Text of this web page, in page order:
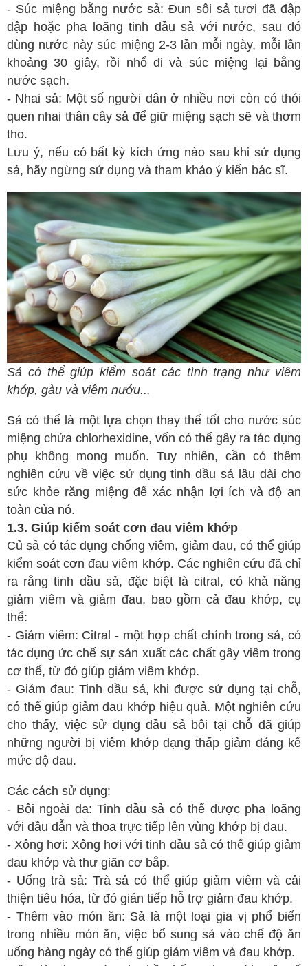
Y - Sinh học
Khỏe đẹp
Mỹ phẩm
Dinh Dưỡng
- Súc miệng bằng nước sả: Đun sôi sả tươi đã đập
dập hoặc pha loãng tinh dầu sả với nước, sau đó
dùng nước này súc miệng 2-3 lần mỗi ngày, mỗi lần
khoảng 30 giây, rồi nhổ đi và súc miệng lại bằng
nước sạch.
- Nhai sả: Một số người dân ở nhiều nơi còn có thói
quen nhai thân cây sả để giữ miệng sạch sẽ và thơm
tho.
Lưu ý, nếu có bất kỳ kích ứng nào sau khi sử dụng
sả, hãy ngừng sử dụng và tham khảo ý kiến bác sĩ.
Sả có thể giúp kiểm soát các tình trạng như viêm
khớp, gàu và viêm nướu...
Sả có thể là một lựa chọn thay thế tốt cho nước súc
miệng chứa chlorhexidine, vốn có thể gây ra tác dụng
phụ không mong muốn. Tuy nhiên, cần có thêm
nghiên cứu về việc sử dụng tinh dầu sả lâu dài cho
sức khỏe răng miệng để xác nhận lợi ích và độ an
toàn của nó.
1.3. Giúp kiểm soát cơn đau viêm khớp
Củ sả có tác dụng chống viêm, giảm đau, có thể giúp
kiểm soát cơn đau viêm khớp. Các nghiên cứu đã chỉ
ra rằng tinh dầu sả, đặc biệt là citral, có khả năng
giảm viêm và giảm đau, bao gồm cả đau khớp, cụ
thể:
- Giảm viêm: Citral - một hợp chất chính trong sả, có
tác dụng ức chế sự sản xuất các chất gây viêm trong
cơ thể, từ đó giúp giảm viêm khớp.
- Giảm đau: Tinh dầu sả, khi được sử dụng tại chỗ,
có thể giúp giảm đau khớp hiệu quả. Một nghiên cứu
cho thấy, việc sử dụng dầu sả bôi tại chỗ đã giúp
những người bị viêm khớp dạng thấp giảm đáng kể
mức độ đau.
Các cách sử dụng:
- Bôi ngoài da: Tinh dầu sả có thể được pha loãng
với dầu dẫn và thoa trực tiếp lên vùng khớp bị đau.
- Xông hơi: Xông hơi với tinh dầu sả có thể giúp giảm
đau khớp và thư giãn cơ bắp.
- Uống trà sả: Trà sả có thể giúp giảm viêm và cải
thiện tiêu hóa, từ đó gián tiếp hỗ trợ giảm đau khớp.
- Thêm vào món ăn: Sả là một loại gia vị phổ biến
trong nhiều món ăn, việc bổ sung sả vào chế độ ăn
uống hàng ngày có thể giúp giảm viêm và đau khớp.